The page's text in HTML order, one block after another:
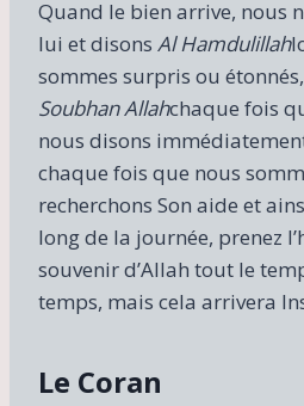
Quand le bien arrive, nous
lui et disons Al Hamdulillah
sommes surpris ou
Soubhan Allahchaque fois
nous disons
chaque fois que nous
recherchons Son aide et
long de la journée, prenez
souvenir d’Allah tout le
temps, mais cela arrivera
Le Coran